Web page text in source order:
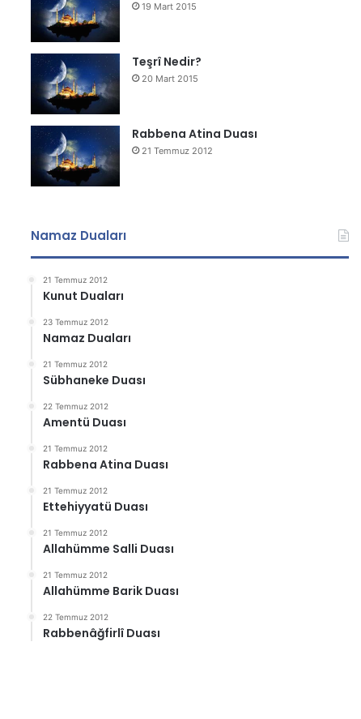
19 Mart 2015
Teşrî Nedir?
20 Mart 2015
Rabbena Atina Duası
21 Temmuz 2012
Namaz Duaları
21 Temmuz 2012
Kunut Duaları
23 Temmuz 2012
Namaz Duaları
21 Temmuz 2012
Sübhaneke Duası
22 Temmuz 2012
Amentü Duası
21 Temmuz 2012
Rabbena Atina Duası
21 Temmuz 2012
Ettehiyyatü Duası
21 Temmuz 2012
Allahümme Salli Duası
21 Temmuz 2012
Allahümme Barik Duası
22 Temmuz 2012
Rabbenâğfirlî Duası